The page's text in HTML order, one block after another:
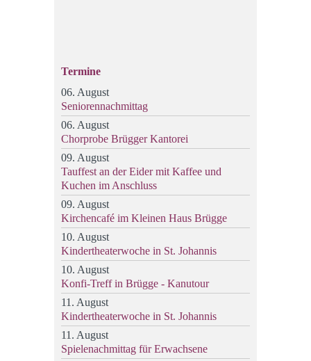
Termine
06. August
Seniorennachmittag
06. August
Chorprobe Brügger Kantorei
09. August
Tauffest an der Eider mit Kaffee und
Kuchen im Anschluss
09. August
Kirchencafé im Kleinen Haus Brügge
10. August
Kindertheaterwoche in St. Johannis
10. August
Konfi-Treff in Brügge - Kanutour
11. August
Kindertheaterwoche in St. Johannis
11. August
Spielenachmittag für Erwachsene